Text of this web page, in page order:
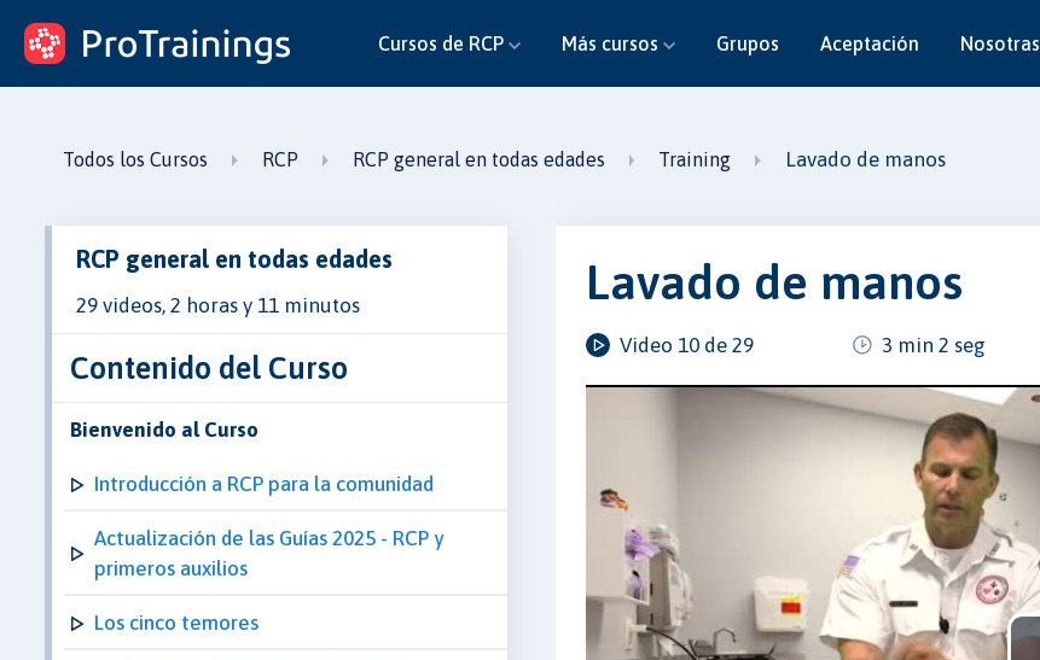
ProTrainings.com
un curso de ProTrainings
Cursos de RCP Más cursos Grupos Aceptación Nosotras
Todos los Cursos RCP RCP general en todas edades Training Lavado de manos
RCP general en todas edades
29 videos, 2 horas y 11 minutos
Contenido del Curso
Bienvenido al Curso
Introducción a RCP para la comunidad
Actualización de las Guías 2025 - RCP y
primeros auxilios
Los cinco temores
Lavado de manos
Video 10 de 29 3 min 2 seg